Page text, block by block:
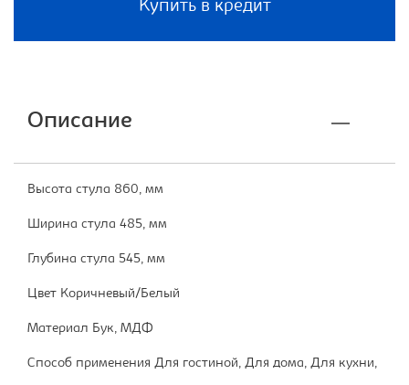
Купить в кредит
Описание
Высота стула 860, мм
Ширина стула 485, мм
Глубина стула 545, мм
Цвет Коричневый/Белый
Материал Бук, МДФ
Способ применения Для гостиной, Для дома, Для кухни,